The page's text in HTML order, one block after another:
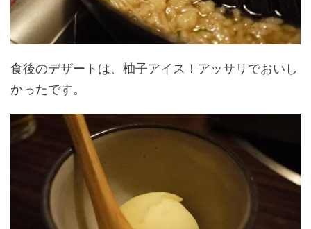
食後のデザートは、柚子アイス！アッサリでおいし
かったです。